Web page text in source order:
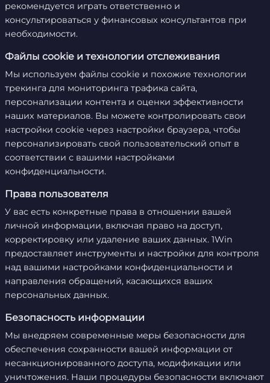
рекомендуется играть ответственно и
консультироваться у финансовых консультантов при
необходимости.
Файлы cookie и технологии отслеживания
Мы используем файлы cookie и похожие технологии
трекинга для мониторинга трафика сайта,
персонализации контента и оценки эффективности
наших материалов. Вы можете контролировать свои
настройки cookie через настройки браузера, чтобы
персонализировать свой пользовательский опыт в
соответствии с вашими настройками
конфиденциальности.
Права пользователя
У вас есть конкретные права в отношении вашей
личной информации, включая право на доступ,
корректировку или удаление ваших данных. 1Win
предоставляет инструменты и настройки для контроля
над вашими настройками конфиденциальности и
направления обращений, касающихся ваших
персональных данных.
Безопасность информации
Мы внедряем современные меры безопасности для
обеспечения сохранности вашей информации от
несанкционированного доступа, модификации или
уничтожения. Наши процедуры безопасности включают